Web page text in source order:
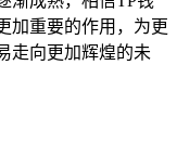
加重要的作用，为更
走向更加辉煌的未